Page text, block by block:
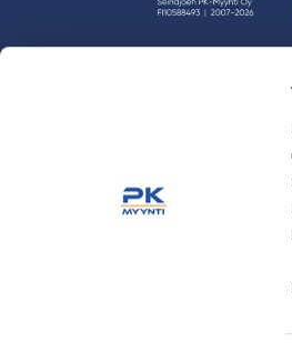
› Yritys
› Yhteystiedot